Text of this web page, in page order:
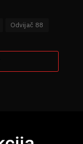
Odvijač 88